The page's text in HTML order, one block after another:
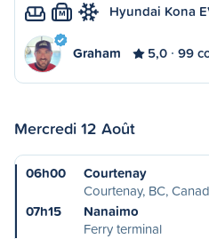
M Hyundai Kona
Graham 5,0 99
Mercredi 12 Août
06h00
Courtenay
Courtenay, BC,
07h15
Nanaimo
Ferry terminal